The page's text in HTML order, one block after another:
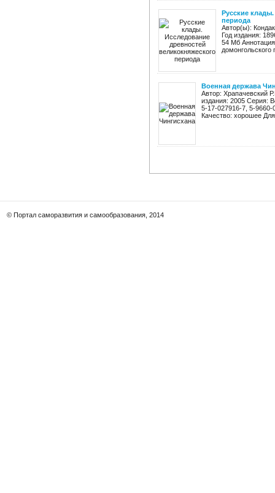
Русские
периода
Автор(ы):
Год издания:
54 Мб
Военная держава
Автор: Храпачевский
издания: 2005 Серия:
5-17-027916-7, 5-
Качество: хорошее
© Портал саморазвития и самообразования, 2014